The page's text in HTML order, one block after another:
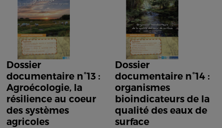
Dossier
documentaire n°13 :
Agroécologie, la
résilience au coeur
des systèmes
agricoles
Dossier
documentaire n°14 :
organismes
bioindicateurs de la
qualité des eaux de
surface